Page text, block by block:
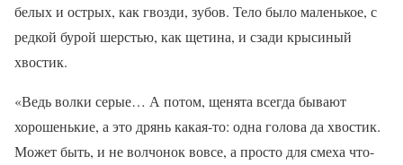
белых и острых, как гвозди, зубов. Тело было маленькое, с
редкой бурой шерстью, как щетина, и сзади крысиный
хвостик.
«Ведь волки серые… А потом, щенята всегда бывают
хорошенькие, а это дрянь какая-то: одна голова да хвостик.
Может быть, и не волчонок вовсе, а просто для смеха что-